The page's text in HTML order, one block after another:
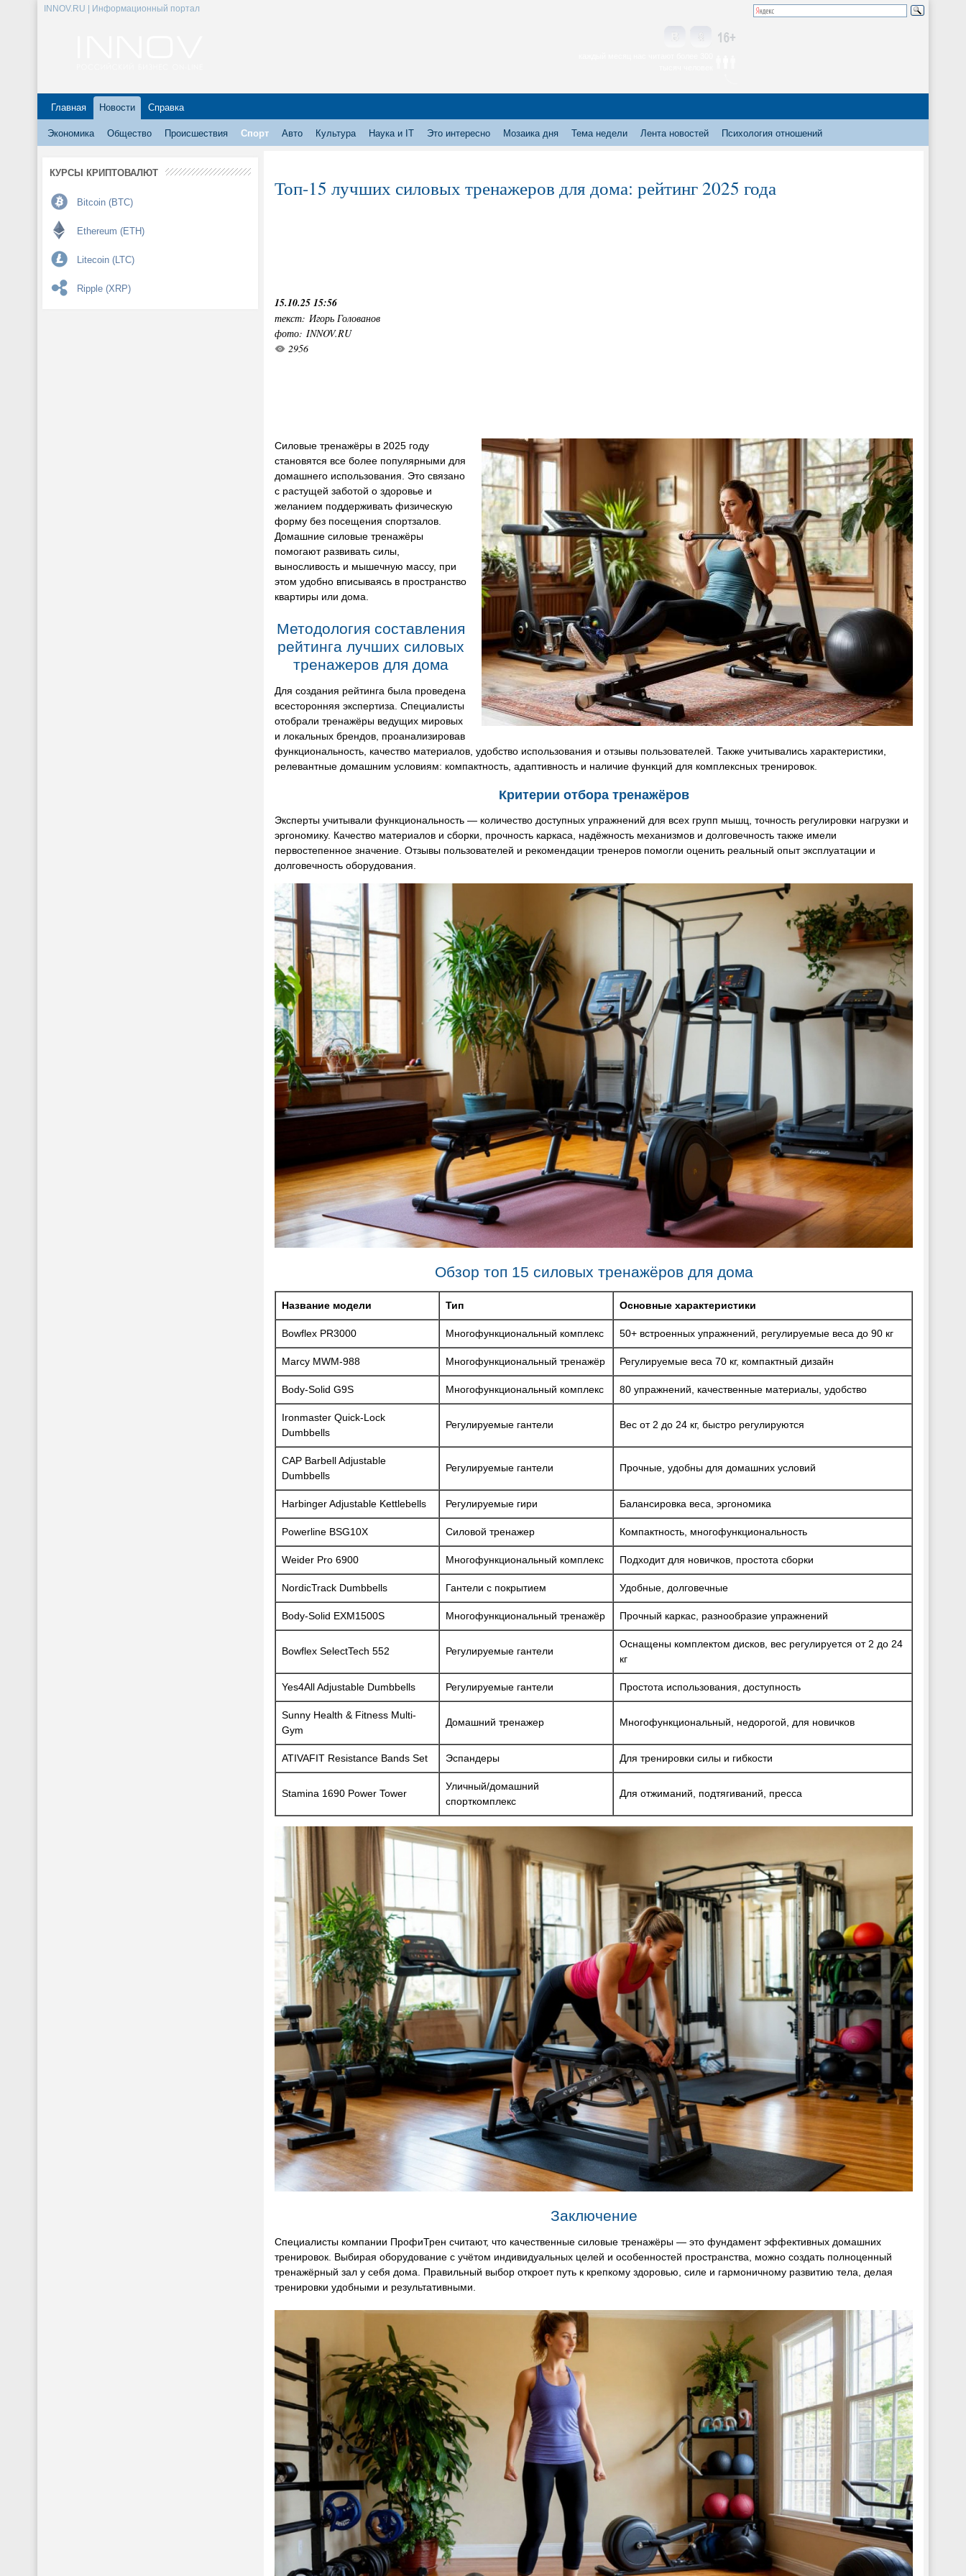
INNOV.RU | Информационный портал
Главная Новости Справка
Экономика Общество Происшествия Спорт Авто Культура Наука и IT Это интересно Мозаика дня Тема недели Лента новостей Психология отношений
КУРСЫ КРИПТОВАЛЮТ
Bitcoin (BTC)
Ethereum (ETH)
Litecoin (LTC)
Ripple (XRP)
Топ-15 лучших силовых тренажеров для дома: рейтинг 2025 года
15.10.25 15:56
текст: Игорь Голованов
фото: INNOV.RU
2956
Силовые тренажёры в 2025 году
становятся все более популярными для
домашнего использования. Это связано
с растущей заботой о здоровье и
желанием поддерживать физическую
форму без посещения спортзалов.
Домашние силовые тренажёры
помогают развивать силы,
выносливость и мышечную массу, при
этом удобно вписываясь в пространство
квартиры или дома.
Методология составления
рейтинга лучших силовых
тренажеров для дома
Для создания рейтинга была проведена
всесторонняя экспертиза. Специалисты
отобрали тренажёры ведущих мировых
и локальных брендов, проанализировав
функциональность, качество материалов, удобство использования и отзывы пользователей. Также учитывались характеристики,
релевантные домашним условиям: компактность, адаптивность и наличие функций для комплексных тренировок.
Критерии отбора тренажёров
Эксперты учитывали функциональность — количество доступных упражнений для всех групп мышц, точность регулировки нагрузки и
эргономику. Качество материалов и сборки, прочность каркаса, надёжность механизмов и долговечность также имели
первостепенное значение. Отзывы пользователей и рекомендации тренеров помогли оценить реальный опыт эксплуатации и
долговечность оборудования.
Обзор топ 15 силовых тренажёров для дома
Название модели Тип Основные характеристики
Bowflex PR3000 Многофункциональный комплекс 50+ встроенных упражнений, регулируемые веса до 90 кг
Marcy MWM-988 Многофункциональный тренажёр Регулируемые веса 70 кг, компактный дизайн
Body-Solid G9S Многофункциональный комплекс 80 упражнений, качественные материалы, удобство
Ironmaster Quick-Lock
Dumbbells
Регулируемые гантели Вес от 2 до 24 кг, быстро регулируются
CAP Barbell Adjustable
Dumbbells
Регулируемые гантели Прочные, удобны для домашних условий
Harbinger Adjustable Kettlebells Регулируемые гири Балансировка веса, эргономика
Powerline BSG10X Силовой тренажер Компактность, многофункциональность
Weider Pro 6900 Многофункциональный комплекс Подходит для новичков, простота сборки
NordicTrack Dumbbells Гантели с покрытием Удобные, долговечные
Body-Solid EXM1500S Многофункциональный тренажёр Прочный каркас, разнообразие упражнений
Bowflex SelectTech 552 Регулируемые гантели
Оснащены комплектом дисков, вес регулируется от 2 до 24
кг
Yes4All Adjustable Dumbbells Регулируемые гантели Простота использования, доступность
Sunny Health & Fitness Multi-
Gym
Домашний тренажер Многофункциональный, недорогой, для новичков
ATIVAFIT Resistance Bands Set Эспандеры Для тренировки силы и гибкости
Stamina 1690 Power Tower
Уличный/домашний
спорткомплекс
Для отжиманий, подтягиваний, пресса
Заключение
Специалисты компании ПрофиТрен считают, что качественные силовые тренажёры — это фундамент эффективных домашних
тренировок. Выбирая оборудование с учётом индивидуальных целей и особенностей пространства, можно создать полноценный
тренажёрный зал у себя дома. Правильный выбор откроет путь к крепкому здоровью, силе и гармоничному развитию тела, делая
тренировки удобными и результативными.